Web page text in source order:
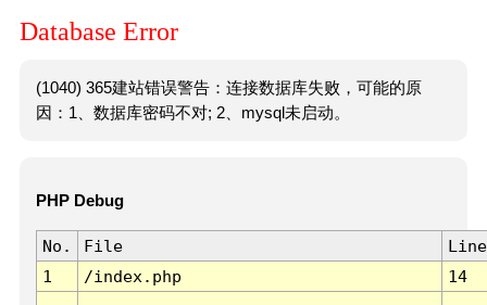
Database Error
(1040) 365建站错误警告：连接数据库失败，可能的原
因：1、数据库密码不对; 2、mysql未启动。
PHP Debug
No. File
Line
1
/index.php 14